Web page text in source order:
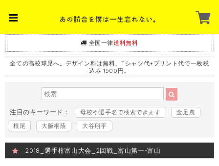
全国一律送料無料
全ての高校球児へ。デザイン料は無料、Tシャツ代+プリント代で一枚税
込み 1500円。
注目のキーワード： 母校や選手名で検索できます
金足農
根尾
大阪桐蔭 大谷翔平
2018_選手権富山大会_2回戦_富山第一-富山